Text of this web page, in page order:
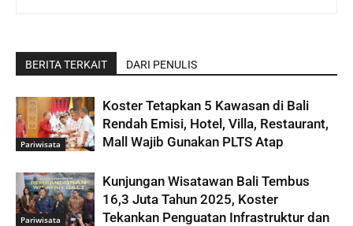
BERITA TERKAIT DARI PENULIS
Pariwisata
Koster Tetapkan 5 Kawasan di Bali
Rendah Emisi, Hotel, Villa, Restaurant,
Mall Wajib Gunakan PLTS Atap
Pariwisata
Kunjungan Wisatawan Bali Tembus
16,3 Juta Tahun 2025, Koster
Tekankan Penguatan Infrastruktur dan